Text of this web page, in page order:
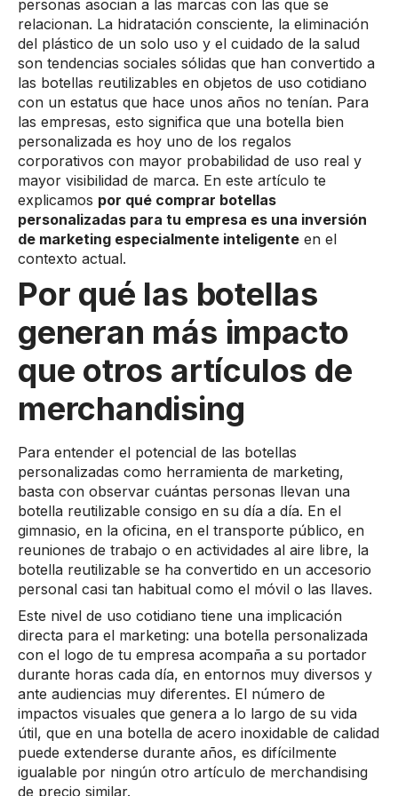
personas asocian a las marcas con las que se
relacionan. La hidratación consciente, la eliminación
del plástico de un solo uso y el cuidado de la salud
son tendencias sociales sólidas que han convertido a
las botellas reutilizables en objetos de uso cotidiano
con un estatus que hace unos años no tenían. Para
las empresas, esto significa que una botella bien
personalizada es hoy uno de los regalos
corporativos con mayor probabilidad de uso real y
mayor visibilidad de marca. En este artículo te
explicamos por qué comprar botellas
personalizadas para tu empresa es una inversión
de marketing especialmente inteligente en el
contexto actual.
Por qué las botellas
generan más impacto
que otros artículos de
merchandising
Para entender el potencial de las botellas
personalizadas como herramienta de marketing,
basta con observar cuántas personas llevan una
botella reutilizable consigo en su día a día. En el
gimnasio, en la oficina, en el transporte público, en
reuniones de trabajo o en actividades al aire libre, la
botella reutilizable se ha convertido en un accesorio
personal casi tan habitual como el móvil o las llaves.
Este nivel de uso cotidiano tiene una implicación
directa para el marketing: una botella personalizada
con el logo de tu empresa acompaña a su portador
durante horas cada día, en entornos muy diversos y
ante audiencias muy diferentes. El número de
impactos visuales que genera a lo largo de su vida
útil, que en una botella de acero inoxidable de calidad
puede extenderse durante años, es difícilmente
igualable por ningún otro artículo de merchandising
de precio similar.